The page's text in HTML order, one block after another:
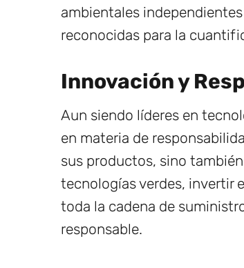
ambientales
reconocidas para la
Innovación y
Aun siendo líderes en
en materia de
sus productos, sino
tecnologías verdes, invertir
toda la cadena de
responsable.